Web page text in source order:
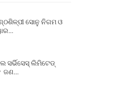
ସୋନୁ ନିଗମ ଓ
ସର୍ଭିସେସ୍ ଲିମିଟେଡ୍
ଜଣ…